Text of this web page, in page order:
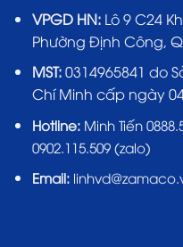
VPGD HN:Lô 9 C24
Phường Định Công,
MST:0314965841 do
Chí Minh cấp ngày
Hotline: Minh Tiến
0902.115.509 (zalo)
Email: